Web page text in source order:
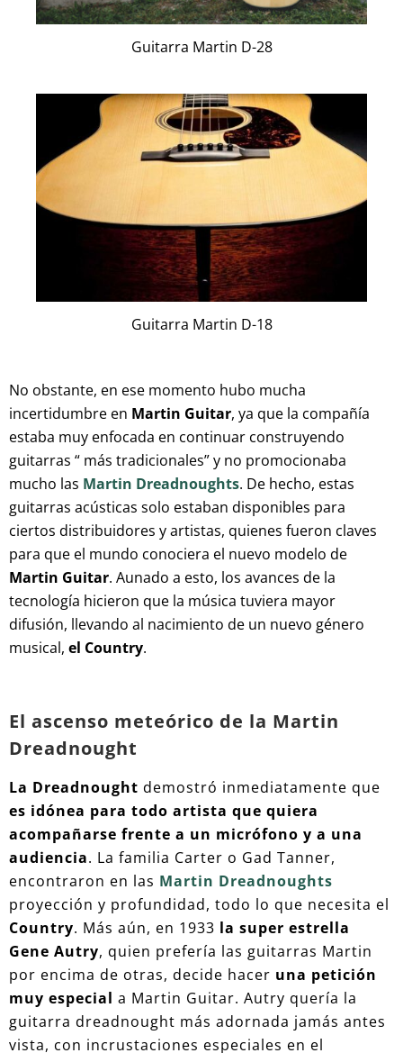
Guitarra Martin D-28
Guitarra Martin D-18
No obstante, en ese momento hubo mucha
incertidumbre en Martin Guitar, ya que la compañía
estaba muy enfocada en continuar construyendo
guitarras “ más tradicionales” y no promocionaba
mucho las Martin Dreadnoughts. De hecho, estas
guitarras acústicas solo estaban disponibles para
ciertos distribuidores y artistas, quienes fueron claves
para que el mundo conociera el nuevo modelo de
Martin Guitar. Aunado a esto, los avances de la
tecnología hicieron que la música tuviera mayor
difusión, llevando al nacimiento de un nuevo género
musical, el Country.
El ascenso meteórico de la Martin
Dreadnought
La Dreadnought demostró inmediatamente que
es idónea para todo artista que quiera
acompañarse frente a un micrófono y a una
audiencia. La familia Carter o Gad Tanner,
encontraron en las Martin Dreadnoughts
proyección y profundidad, todo lo que necesita el
Country. Más aún, en 1933 la super estrella
Gene Autry, quien prefería las guitarras Martin
por encima de otras, decide hacer una petición
muy especial a Martin Guitar. Autry quería la
guitarra dreadnought más adornada jamás antes
vista, con incrustaciones especiales en el